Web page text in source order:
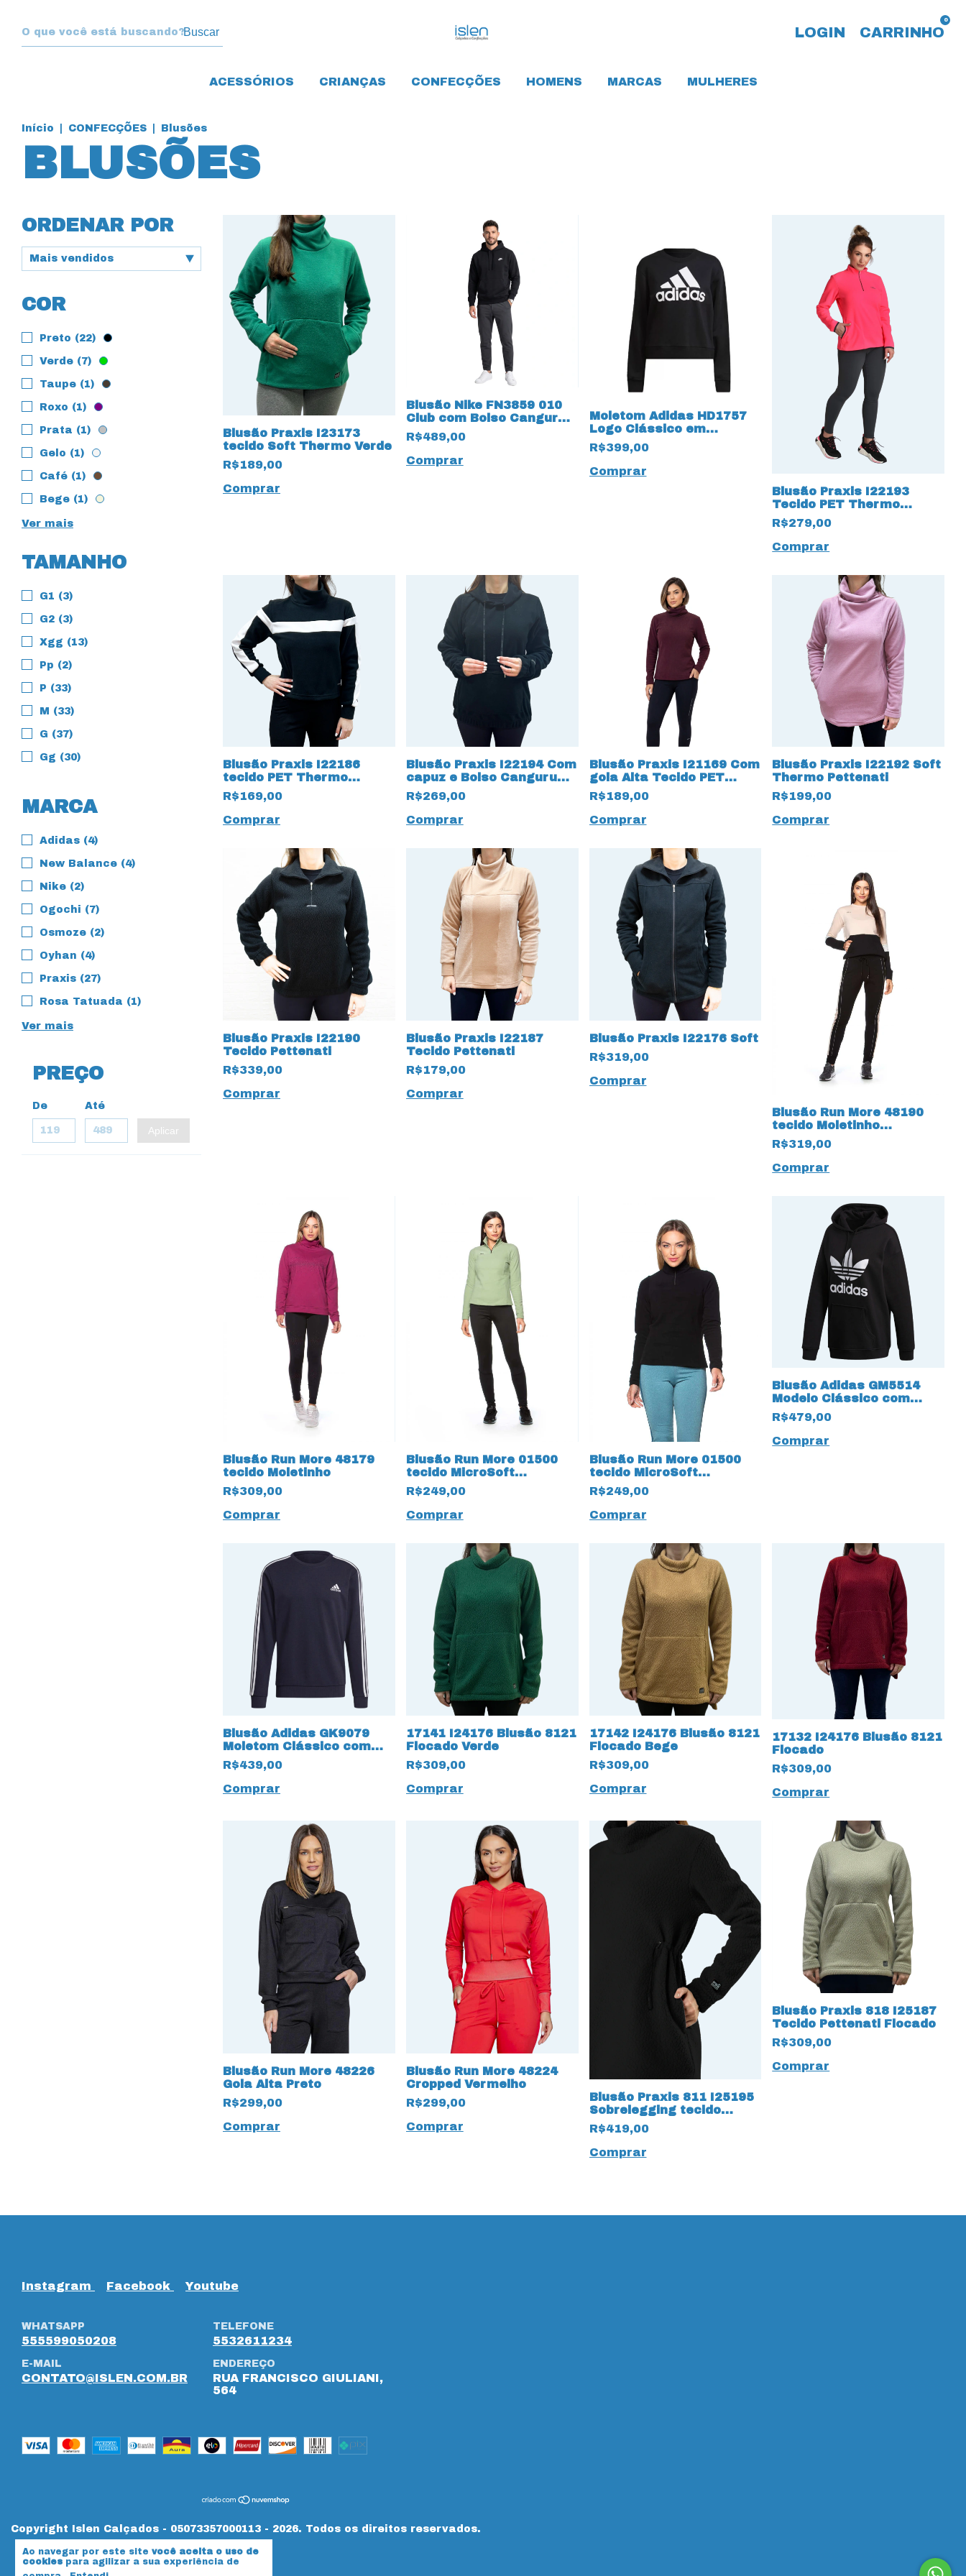
Buscar LOGIN CARRINHO
0
ACESSÓRIOS CRIANÇAS CONFECÇÕES HOMENS MARCAS MULHERES
Ao navegar por este site você aceita o uso de
cookies para agilizar a sua experiência de
Início CONFECÇÕES Blusões
BLUSÕES
ORDENAR POR
COR
Preto (22)
Verde (7)
Taupe (1)
Roxo (1)
Prata (1)
Gelo (1)
Café (1)
Bege (1)
Ver mais
TAMANHO
G1 (3)
G2 (3)
Xgg (13)
Pp (2)
P (33)
M (33)
G (37)
Gg (30)
MARCA
Adidas (4)
New Balance (4)
Nike (2)
Ogochi (7)
Osmoze (2)
Oyhan (4)
Praxis (27)
Rosa Tatuada (1)
Ver mais
PREÇO
De Até
Aplicar
Blusão Praxis I23173
tecido Soft Thermo Verde
R$189,00
Comprar
Blusão Nike FN3859 010
Club com Bolso Canguru
19948 Preto
R$489,00
Comprar
Moletom Adidas HD1757
Logo Clássico em
Algodão
R$399,00
Comprar
Blusão Praxis I22193
Tecido PET Thermo
Pettenati com proteção
UV50+
R$279,00
Comprar
Blusão Praxis I22186
tecido PET Thermo
Pettenati com protção
UV50+
R$169,00
Comprar
Blusão Praxis I22194 Com
capuz e Bolso Canguru
Tecido PET Thermo
Pettenati
R$269,00
Comprar
Blusão Praxis I21169 Com
gola Alta Tecido PET
Thermo Pettenati
R$189,00
Comprar
Blusão Praxis I22192 Soft
Thermo Pettenati
R$199,00
Comprar
Blusão Praxis I22190
Tecido Pettenati
R$339,00
Comprar
Blusão Praxis I22187
Tecido Pettenati
R$179,00
Comprar
Blusão Praxis I22176 Soft
R$319,00
Comprar
Blusão Run More 48190
tecido Moletinho
Pettenati
R$319,00
Comprar
Blusão Run More 48179
tecido Moletinho
R$309,00
Comprar
Blusão Run More 01500
tecido MicroSoft
Pettenati Verde
R$249,00
Comprar
Blusão Run More 01500
tecido MicroSoft
Pettenati
R$249,00
Comprar
Blusão Adidas GM5514
Modelo Clássico com
Bolso Frontal
R$479,00
Comprar
Blusão Adidas GK9079
Moletom Clássico com
PrimeBlue
R$439,00
Comprar
17141 I24176 Blusão 8121
Flocado Verde
R$309,00
Comprar
17142 I24176 Blusão 8121
Flocado Bege
R$309,00
Comprar
17132 I24176 Blusão 8121
Flocado
R$309,00
Comprar
Blusão Run More 48226
Gola Alta Preto
R$299,00
Comprar
Blusão Run More 48224
Cropped Vermelho
R$299,00
Comprar
Blusão Praxis 811 I25195
Sobrelegging tecido
Flocado Preto
R$419,00
Comprar
Blusão Praxis 818 I25187
Tecido Pettenati Flocado
R$309,00
Comprar
Instagram Facebook Youtube
WHATSAPP
555599050208
TELEFONE
5532611234
E-MAIL
CONTATO@ISLEN.COM.BR
ENDEREÇO
RUA FRANCISCO GIULIANI,
564
Copyright Islen Calçados - 05073357000113 - 2026. Todos os direitos reservados.